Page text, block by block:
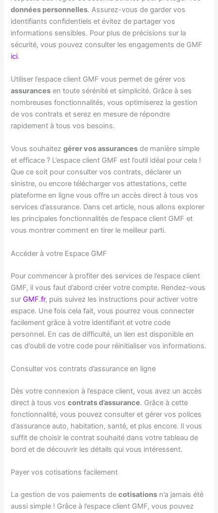
données personnelles. Assurez-vous de garder vos
identifiants confidentiels et évitez de partager vos
informations sensibles. Pour plus de précisions sur la
sécurité, vous pouvez consulter les engagements de GMF
ici.
Utiliser l’espace client GMF vous permet de gérer vos
assurances en toute sérénité et simplicité. Grâce à ses
nombreuses fonctionnalités, vous optimiserez la gestion
de vos contrats et serez en mesure de répondre
rapidement à tous vos besoins.
Vous souhaitezgérer vos assurances de manière simple
et efficace ? L’espace client GMF est l’outil idéal pour cela !
Que ce soit pour consulter vos contrats, déclarer un
sinistre, ou encore télécharger vos attestations, cette
plateforme en ligne vous offre un accès direct à tous vos
services d’assurance. Dans cet article, nous allons explorer
les principales fonctionnalités de l’espace client GMF et
vous montrer comment en tirer le meilleur parti.
Accéder à votre Espace GMF
Pour commencer à profiter des services de l’espace client
GMF, il vous faut d’abord créer votre compte. Rendez-vous
surGMF.fr, puis suivez les instructions pour activer votre
espace. Une fois cela fait, vous pourrez vous connecter
facilement grâce à votre identifiant et votre code
personnel. En cas de difficulté, un lien est disponible en
cas d’oubli de votre code pour réinitialiser vos informations.
Consulter vos contrats d’assurance en ligne
Dès votre connexion à l’espace client, vous avez un accès
direct à tous voscontrats d’assurance. Grâce à cette
fonctionnalité, vous pouvez consulter et gérer vos polices
d’assurance auto, habitation, santé, et plus encore. Il vous
suffit de choisir le contrat souhaité dans votre tableau de
bord et de découvrir les détails qui vous intéressent.
Payer vos cotisations facilement
La gestion de vos paiements decotisations n’a jamais été
aussi simple ! Grâce à l’espace client GMF, vous pouvez